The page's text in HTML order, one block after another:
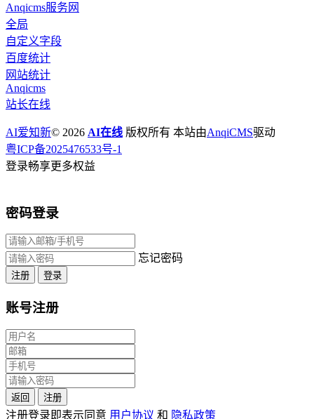
Anqicms服务网
全局
自定义字段
百度统计
网站统计
Anqicms
站长在线
AI爱知新© 2026 AI在线 版权所有 本站由AnqiCMS驱动
粤ICP备2025476533号-1
登录畅享更多权益
密码登录
忘记密码
注册 登录
账号注册
返回 注册
注册登录即表示同意 用户协议 和 隐私政策